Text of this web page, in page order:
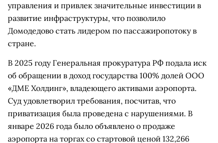
управления и привлек значительные инвестиции в
развитие инфраструктуры, что позволило
Домодедово стать лидером по пассажиропотоку в
стране.
В 2025 году Генеральная прокуратура РФ подала иск
об обращении в доход государства 100% долей ООО
«ДМЕ Холдинг», владеющего активами аэропорта.
Суд удовлетворил требования, посчитав, что
приватизация была проведена с нарушениями. В
январе 2026 года было объявлено о продаже
аэропорта на торгах со стартовой ценой 132,266